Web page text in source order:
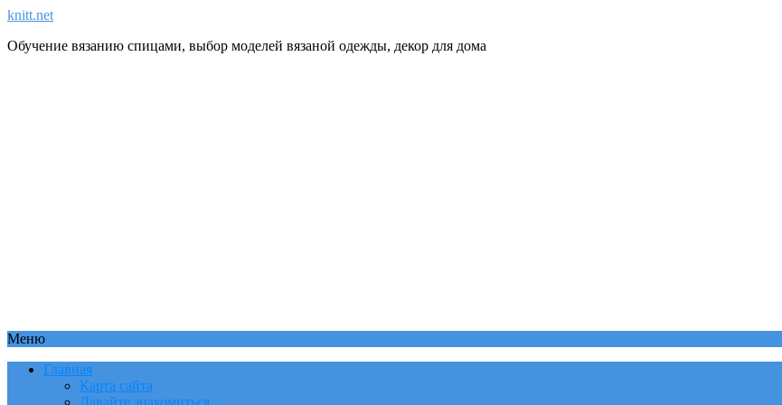
knitt.net
Обучение вязанию спицами, выбор моделей вязаной одежды, декор для дома
Меню
Главная
Карта сайта
Давайте знакомиться